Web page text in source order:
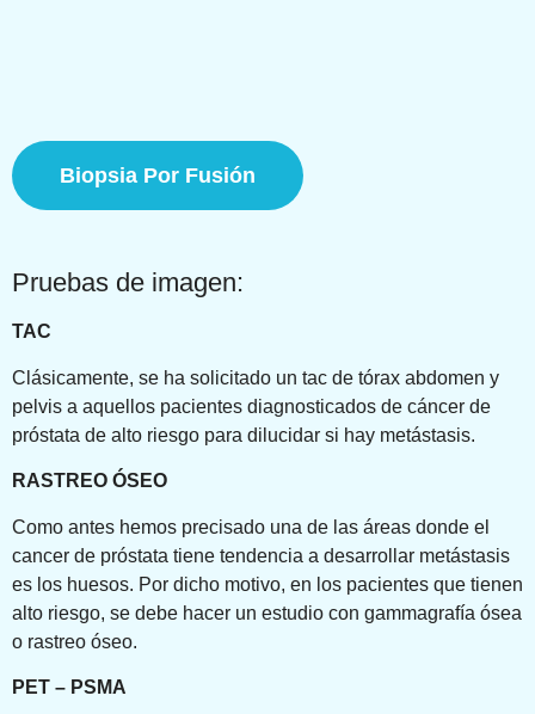
Biopsia Por Fusión
Pruebas de imagen:
TAC
Clásicamente, se ha solicitado un tac de tórax abdomen y
pelvis a aquellos pacientes diagnosticados de cáncer de
próstata de alto riesgo para dilucidar si hay metástasis.
RASTREO ÓSEO
Como antes hemos precisado una de las áreas donde el
cancer de próstata tiene tendencia a desarrollar metástasis
es los huesos. Por dicho motivo, en los pacientes que tienen
alto riesgo, se debe hacer un estudio con gammagrafía ósea
o rastreo óseo.
PET – PSMA